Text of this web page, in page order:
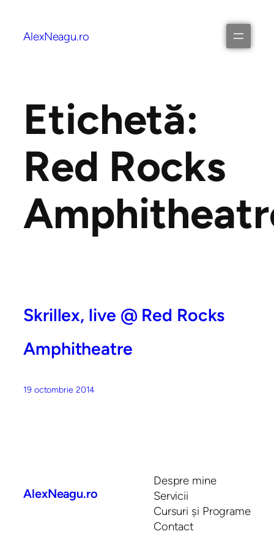
AlexNeagu.ro
Etichetă:
Red Rocks
Skrillex, live @ Red Rocks
Amphitheatre
19 octombrie 2014
AlexNeagu.ro
Despre mine
Servicii
Cursuri și Programe
Contact